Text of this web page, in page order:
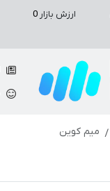
ارزش بازار0
میم کوین